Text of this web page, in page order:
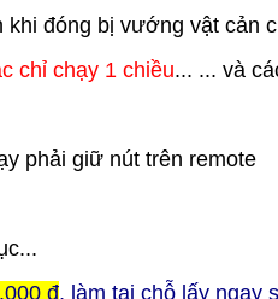
đóng bị vướng vật cản
chỉ chạy 1 chiều... ... và
phải giữ nút trên remote
đ, làm tại chỗ lấy ngay